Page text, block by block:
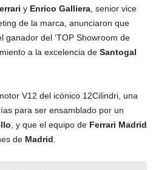
y Enrico Galliera, senior vice
de la marca, anunciaron que
ganador del ‘TOP Showroom de
a la excelencia de Santogal
V12 del icónico 12Cilindri, una
para ser ensamblado por un
, y que el equipo de Ferrari Madrid
de Madrid.